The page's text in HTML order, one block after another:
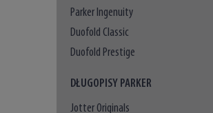
Parker Ingenuity
Duofold Classic
Duofold Prestige
DŁUGOPISY PARKER
Jotter Originals